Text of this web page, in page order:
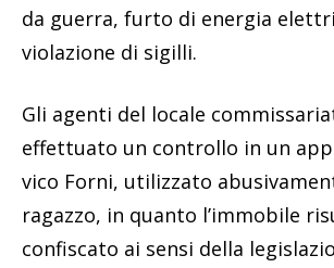
da guerra, furto di energia
violazione di sigilli.
Gli agenti del locale
effettuato un controllo in un
vico Forni, utilizzato
ragazzo, in quanto l’immobile
confiscato ai sensi della